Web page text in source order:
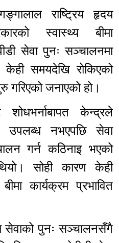
राष्ट्रिय हृदय
स्वास्थ्य बीमा
सेवा पुनः सञ्चालनमा
समयदेखि रोकिएको
गरिएको जनाएको हो।
शोधभर्नाबापत केन्द्रले
उपलब्ध नभएपछि सेवा
गर्न कठिनाइ भएको
सोही कारण केही
कार्यक्रम प्रभावित
सेवाको पुनः सञ्चालनसँगै